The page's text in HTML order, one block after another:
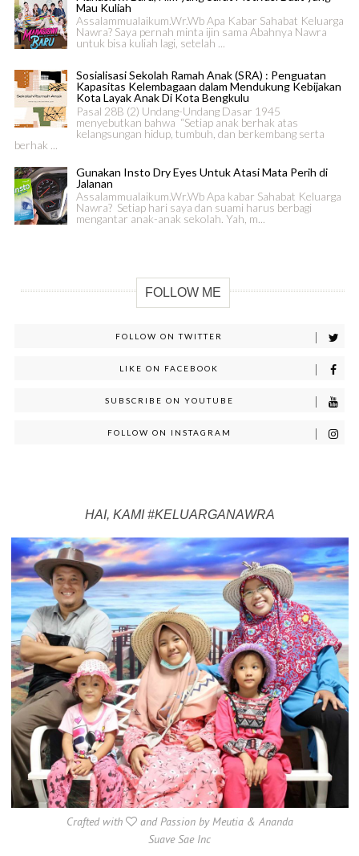
Mau Kuliah
Assalammualaikum.Wr.Wb Apa Kabar Sahabat Keluarga
Nawra? Saya pernah minta ijin sama Abahnya Nawra
untuk bisa kuliah lagi, setelah ...
Sosialisasi Sekolah Ramah Anak (SRA) : Penguatan
Kapasitas Kelembagaan dalam Mendukung Kebijakan
Kota Layak Anak Di Kota Bengkulu
Pasal 28B (2) Undang-Undang Dasar 1945
menyebutkan bahwa “Setiap anak berhak atas
kelangsungan hidup, tumbuh, dan berkembang serta
berhak ...
Gunakan Insto Dry Eyes Untuk Atasi Mata Perih di
Jalanan
Assalammualaikum.Wr.Wb Apa kabar Sahabat Keluarga
Nawra? Setiap hari saya dan suami harus berbagi
mengantar anak-anak sekolah. Yah, m...
FOLLOW ME
FOLLOW ON TWITTER
LIKE ON FACEBOOK
SUBSCRIBE ON YOUTUBE
FOLLOW ON INSTAGRAM
HAI, KAMI #KELUARGANAWRA
Crafted with
and Passion by Meutia & Ananda
Suave Sae Inc